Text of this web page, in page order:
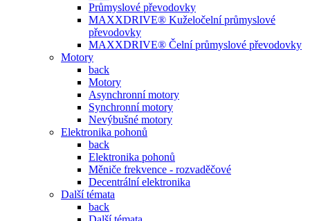
Průmyslové převodovky
MAXXDRIVE® Kuželočelní průmyslové
převodovky
MAXXDRIVE® Čelní průmyslové převodovky
Motory
back
Motory
Asynchronní motory
Synchronní motory
Nevýbušné motory
Elektronika pohonů
back
Elektronika pohonů
Měniče frekvence - rozvaděčové
Decentrální elektronika
Další témata
back